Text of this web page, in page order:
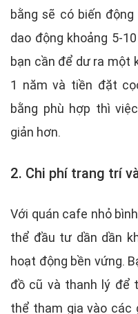
bằng sẽ có biến
dao động khoảng 5-
bạn cần để dư ra một
1 năm và tiền đặt
bằng phù hợp thì
giản hơn.
2. Chi phí trang trí
Với quán cafe nhỏ
thể đầu tư dần dần
hoạt động bền vứng.
đồ cũ và thanh lý để
thể tham gia vào các